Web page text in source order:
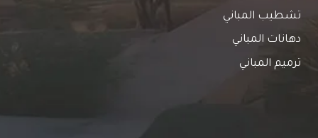
تشطيب المباني
دهانات المباني
ترميم المباني